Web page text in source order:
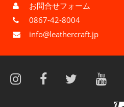
お問合せフォーム
0867-42-8004
info@leathercraft.jp